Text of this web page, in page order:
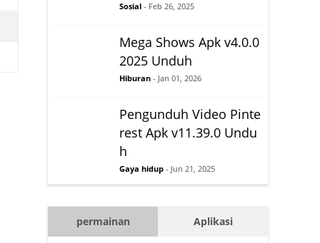
Sosial - Feb 26, 2025
Mega Shows Apk v4.0.0
2025 Unduh
Hiburan - Jan 01, 2026
Pengunduh Video Pinte
rest Apk v11.39.0 Undu
h
Gaya hidup - Jun 21, 2025
permainan Aplikasi